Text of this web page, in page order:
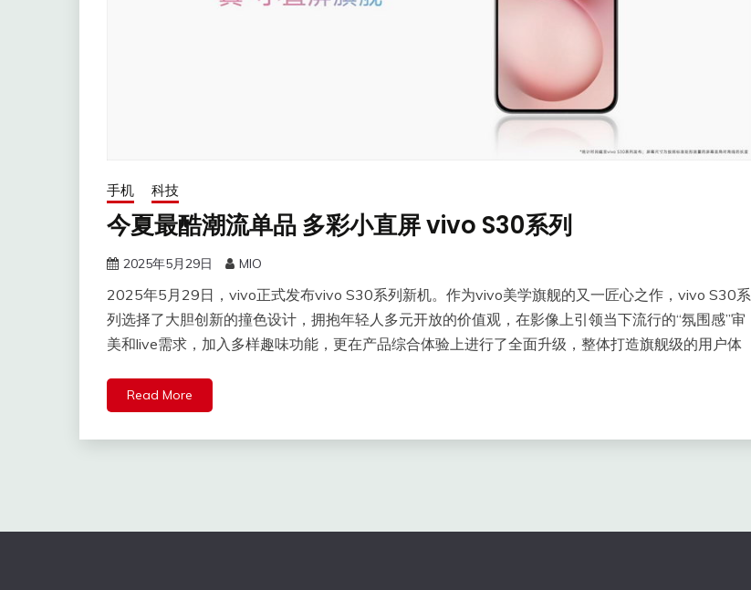
手机 科技
今夏最酷潮流单品 多彩小直屏 vivo S30系列
2025年5月29日 MIO
2025年5月29日，vivo正式发布vivo S30系列新机。作为vivo美学旗舰的又一匠心之作，vivo S30系
列选择了大胆创新的撞色设计，拥抱年轻人多元开放的价值观，在影像上引领当下流行的“氛围感”审
美和live需求，加入多样趣味功能，更在产品综合体验上进行了全面升级，整体打造旗舰级的用户体
Read More